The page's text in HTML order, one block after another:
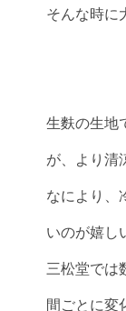
そんな時に
生麩の生地
が、より清
なにより、
いのが嬉し
三松堂では
間ごとに変